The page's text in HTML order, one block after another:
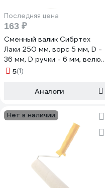
Последняя цена
163 ₽
Сменный валик Сибртех
Лаки 250 мм, ворс 5 мм, D -
36 мм, D ручки - 6 мм, велюр
80245
5(1)
Аналоги
Нет в наличии